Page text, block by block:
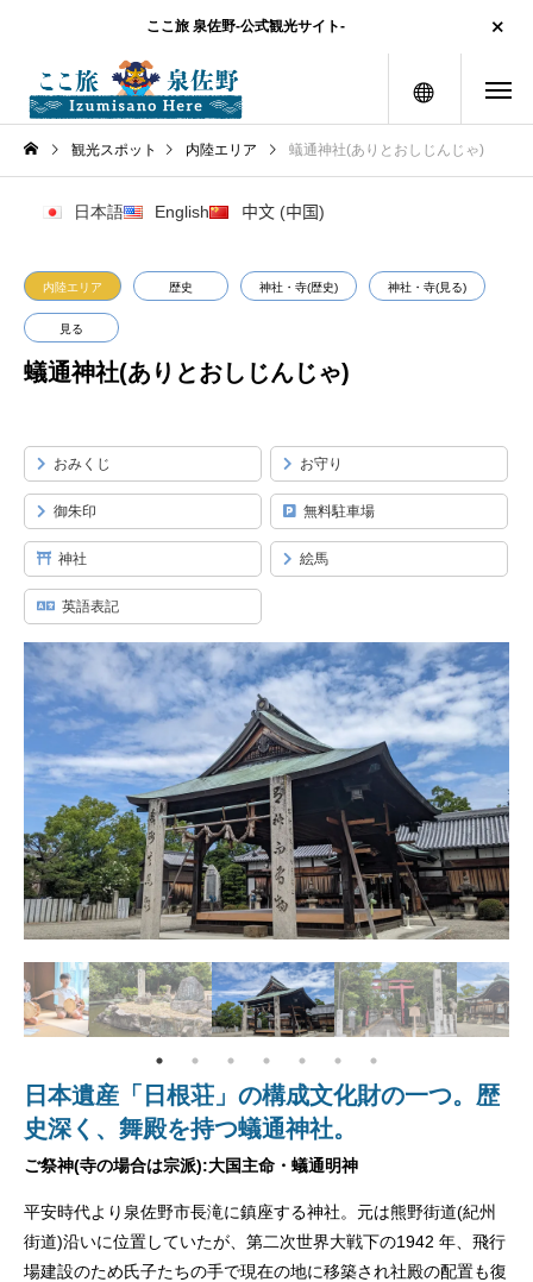
ここ旅 泉佐野-公式観光サイト-
メニュー
観光スポット 内陸エリア 蟻通神社(ありとおしじんじゃ)
日本語 English 中文 (中国)
内陸エリア 歴史 神社・寺(歴史) 神社・寺(見る)
見る
蟻通神社(ありとおしじんじゃ)
おみくじ お守り
御朱印 無料駐車場
神社 絵馬
英語表記
日本遺産「日根荘」の構成文化財の一つ。歴
史深く、舞殿を持つ蟻通神社。
ご祭神(寺の場合は宗派):大国主命・蟻通明神
平安時代より泉佐野市長滝に鎮座する神社。元は熊野街道(紀州
街道)沿いに位置していたが、第二次世界大戦下の1942 年、飛行
場建設のため氏子たちの手で現在の地に移築され社殿の配置も復